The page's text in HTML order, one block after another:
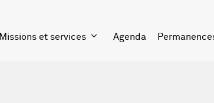
Missions et services Agenda